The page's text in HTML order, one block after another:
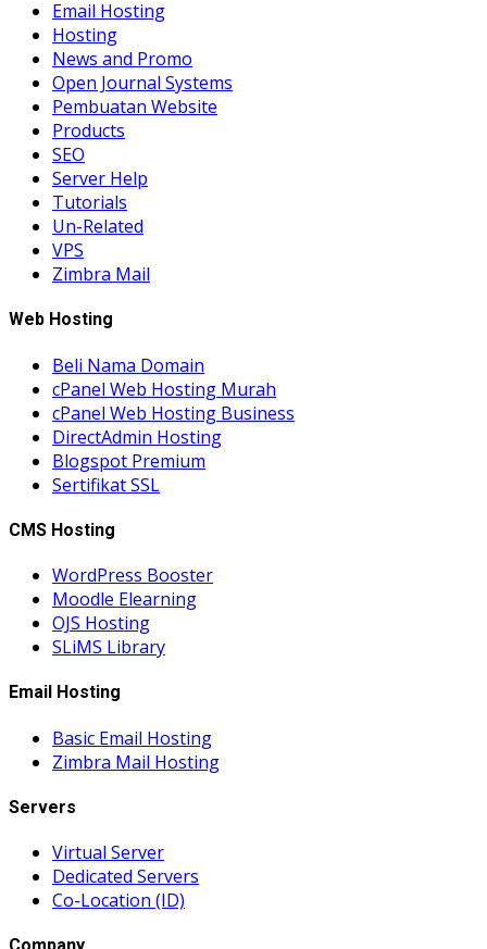
Email Hosting
Hosting
News and Promo
Open Journal Systems
Pembuatan Website
Products
SEO
Server Help
Tutorials
Un-Related
VPS
Zimbra Mail
Web Hosting
Beli Nama Domain
cPanel Web Hosting Murah
cPanel Web Hosting Business
DirectAdmin Hosting
Blogspot Premium
Sertifikat SSL
CMS Hosting
WordPress Booster
Moodle Elearning
OJS Hosting
SLiMS Library
Email Hosting
Basic Email Hosting
Zimbra Mail Hosting
Servers
Virtual Server
Dedicated Servers
Co-Location (ID)